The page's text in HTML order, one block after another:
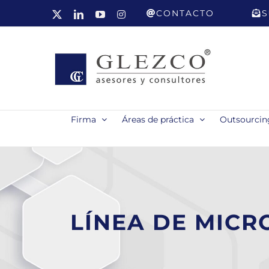
LinkedInYouTubeInstagramCONTACTO
Firma Áreas de práctica
LÍNEA DE